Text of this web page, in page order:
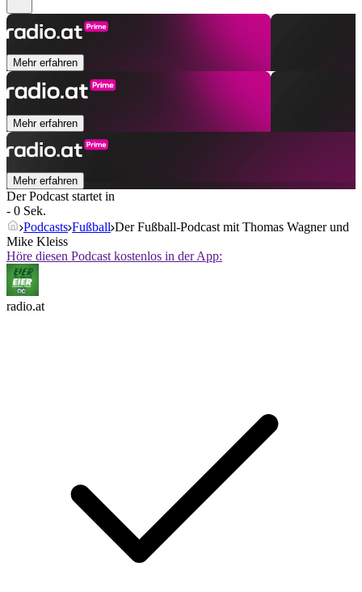
Mehr erfahren
Mehr erfahren
Mehr erfahren
Der Podcast startet in
- 0 Sek.
Podcasts Fußball Der Fußball-Podcast mit Thomas Wagner und
Mike Kleiss
Höre diesen Podcast kostenlos in der App:
radio.at